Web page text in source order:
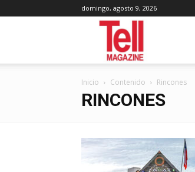
domingo, agosto 9, 2026
Magazine
Inicio Contenido Rincones
RINCONES